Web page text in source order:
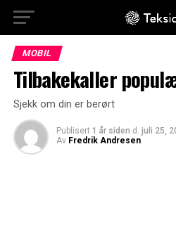
MOBIL
Tilbakekaller
Sjekk om din er berørt
Publisert 1 år siden d. juli 25,
Av Fredrik Andresen